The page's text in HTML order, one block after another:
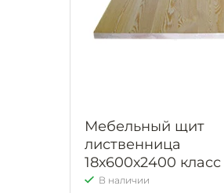
Мебельный щит
лиственница
18х600х2400
В наличии